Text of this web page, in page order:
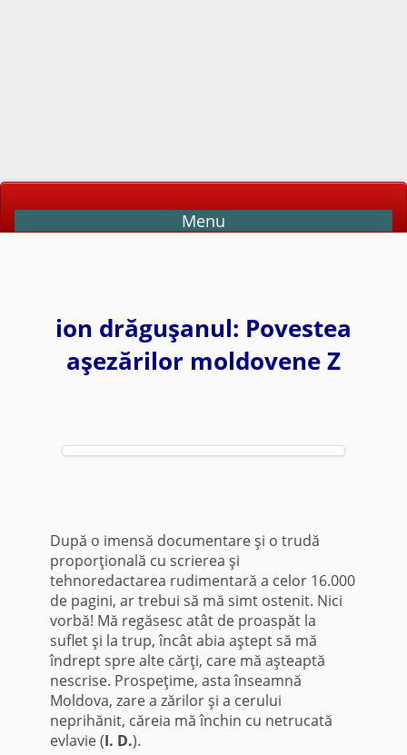
Menu
ion drăguşanul: Povestea
aşezărilor moldovene Z
După o imensă documentare şi o trudă
proporţională cu scrierea şi
tehnoredactarea rudimentară a celor 16.000
de pagini, ar trebui să mă simt ostenit. Nici
vorbă! Mă regăsesc atât de proaspăt la
suflet şi la trup, încât abia aştept să mă
îndrept spre alte cărţi, care mă aşteaptă
nescrise. Prospeţime, asta înseamnă
Moldova, zare a zărilor şi a cerului
neprihănit, căreia mă închin cu netrucată
evlavie (I. D.).